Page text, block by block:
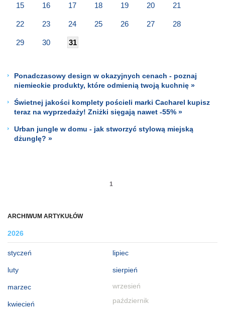
ARCHIWUM ARTYKUŁÓW
2026
styczeń
luty
marzec
kwiecień
lipiec
sierpień
wrzesień
październik
15 16 17 18 19 20 21
22 23 24 25 26 27 28
29 30 31
Ponadczasowy design w okazyjnych cenach - poznaj
niemieckie produkty, które odmienią twoją kuchnię »
Świetnej jakości komplety pościeli marki Cacharel kupisz
teraz na wyprzedaży! Zniżki sięgają nawet -55% »
Urban jungle w domu - jak stworzyć stylową miejską
dżunglę? »
1